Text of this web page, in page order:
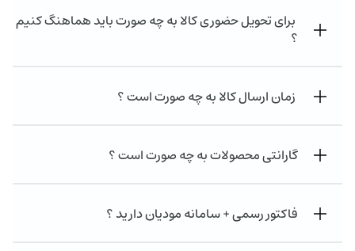
برای تحویل حضوری کالا به چه صورت باید هماهنگ کنیم
؟
زمان ارسال کالا به چه صورت است ؟
گارانتی محصولات به چه صورت است ؟
فاکتور رسمی + سامانه مودیان دارید ؟